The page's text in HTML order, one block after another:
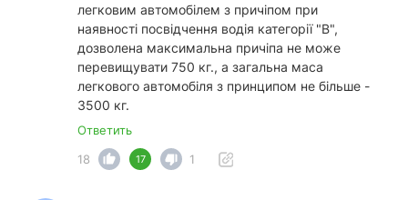
легковим автомобілем з причіпом при
наявності посвідчення водія категорії "В",
дозволена максимальна причіпа не може
перевищувати 750 кг., а загальна маса
легкового автомобіля з принципом не більше -
3500 кг.
Ответить
18
17 1